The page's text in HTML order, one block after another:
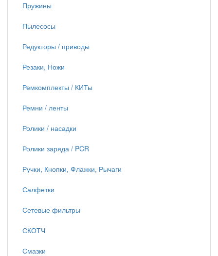
Пружины
Пылесосы
Редукторы / приводы
Резаки, Ножи
Ремкомплекты / КИТы
Ремни / ленты
Ролики / насадки
Ролики заряда / PCR
Ручки, Кнопки, Флажки, Рычаги
Салфетки
Сетевые фильтры
СКОТЧ
Смазки